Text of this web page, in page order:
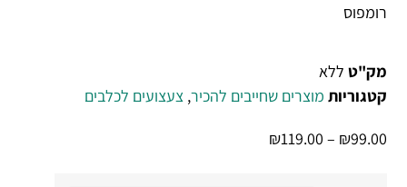
רומפוס
מק"ט ללא
קטגוריות מוצרים שחייבים להכיר,צעצועים לכלבים
₪99.00
–
₪119.00